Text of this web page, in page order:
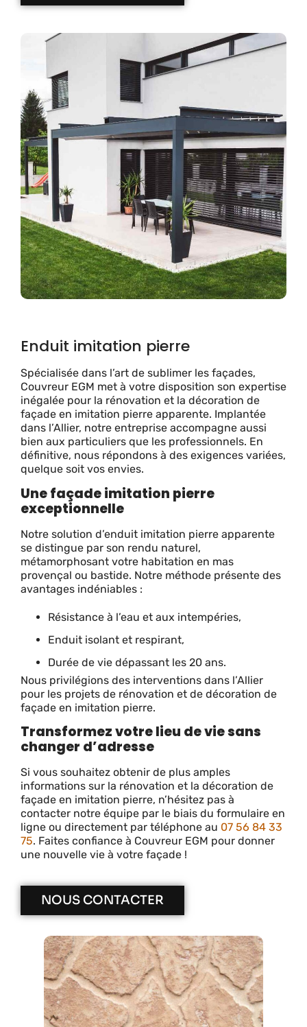
Enduit imitation pierre
Spécialisée dans l’art de sublimer les façades,
Couvreur EGM met à votre disposition son expertise
inégalée pour la rénovation et la décoration de
façade en imitation pierre apparente. Implantée
dans l’Allier, notre entreprise accompagne aussi
bien aux particuliers que les professionnels. En
définitive, nous répondons à des exigences variées,
quelque soit vos envies.
Une façade imitation pierre
exceptionnelle
Notre solution d’enduit imitation pierre apparente
se distingue par son rendu naturel,
métamorphosant votre habitation en mas
provençal ou bastide. Notre méthode présente des
avantages indéniables :
Résistance à l’eau et aux intempéries,
Enduit isolant et respirant,
Durée de vie dépassant les 20 ans.
Nous privilégions des interventions dans l’Allier
pour les projets de rénovation et de décoration de
façade en imitation pierre.
Transformez votre lieu de vie sans
changer d’adresse
Si vous souhaitez obtenir de plus amples
informations sur la rénovation et la décoration de
façade en imitation pierre, n’hésitez pas à
contacter notre équipe par le biais du formulaire en
ligne ou directement par téléphone au 07 56 84 33
75. Faites confiance à Couvreur EGM pour donner
une nouvelle vie à votre façade !
NOUS CONTACTER